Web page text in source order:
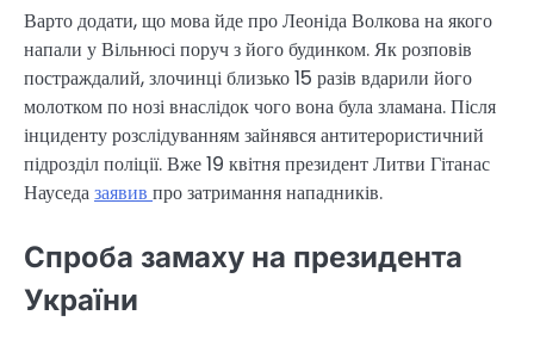
Варто додати, що мова йде про Леоніда Волкова на якого
напали у Вільнюсі поруч з його будинком. Як розповів
постраждалий, злочинці близько 15 разів вдарили його
молотком по нозі внаслідок чого вона була зламана. Після
інциденту розслідуванням зайнявся антитерористичний
підрозділ поліції. Вже 19 квітня президент Литви Гітанас
Науседазаявив про затримання нападників.
Спроба замаху на президента
України